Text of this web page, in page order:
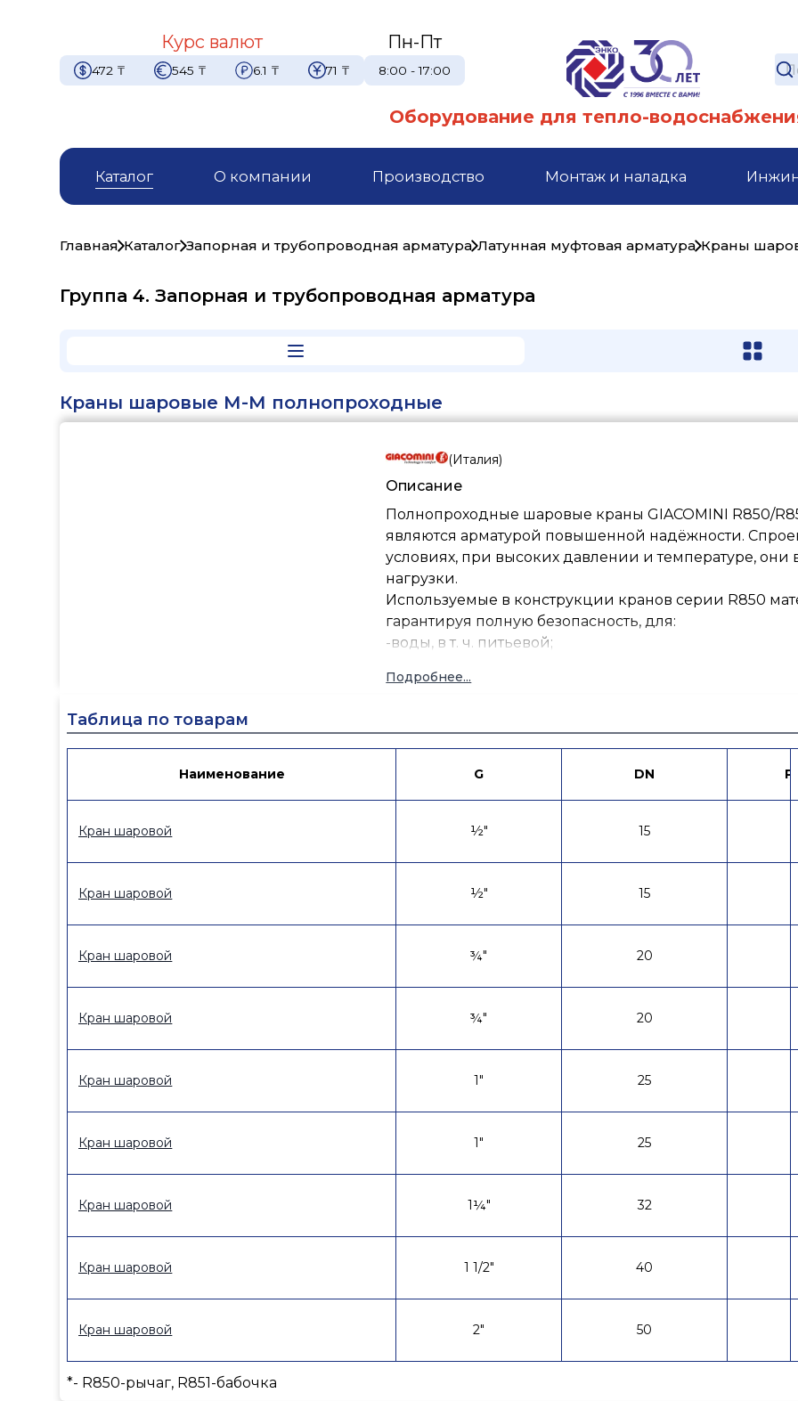
Курс валют
472 ₸ 545 ₸ 6.1 ₸ 71 ₸
Пн-Пт
8:00 - 17:00
Оборудование для тепло-
Каталог О компании Производство Монтаж и наладка
Главная Каталог Запорная и трубопроводная арматура Латунная муфтовая арматура Краны
Группа 4. Запорная и трубопроводная арматура
Краны шаровые М-М полнопроходные
(Италия)
Описание
Полнопроходные шаровые краны GIACOMINI R850/
являются арматурой повышенной надёжности.
условиях, при высоких давлении и температуре,
нагрузки.
Используемые в конструкции кранов серии R850
гарантируя полную безопасность, для:
-воды, в т. ч. питьевой;
-газа;
-жидких углеводородов;
-сжатого воздуха.
Конструкция крана со штоком, помещаемым
давлением и позволяет приме- нять краны в
Подробнее...
Таблица по товарам
Наименование
Кран шаровой
Кран шаровой
Кран шаровой
Кран шаровой
Кран шаровой
Кран шаровой
Кран шаровой
Кран шаровой
Кран шаровой
G DN
½" 15
½" 15
¾" 20
¾" 20
1" 25
1" 25
1¼" 32
1 1/2" 40
2" 50
*- R850-рычаг, R851-бабочка